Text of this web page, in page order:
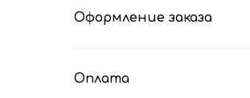
Оформление заказа
Оплата